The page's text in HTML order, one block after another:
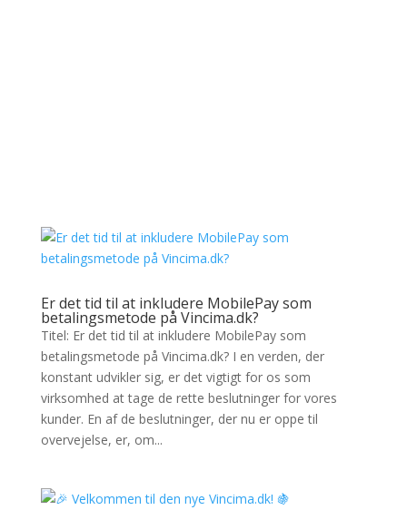
Er det tid til at inkludere MobilePay som
betalingsmetode på Vincima.dk?
Titel: Er det tid til at inkludere MobilePay som
betalingsmetode på Vincima.dk? I en verden, der
konstant udvikler sig, er det vigtigt for os som
virksomhed at tage de rette beslutninger for vores
kunder. En af de beslutninger, der nu er oppe til
overvejelse, er, om...